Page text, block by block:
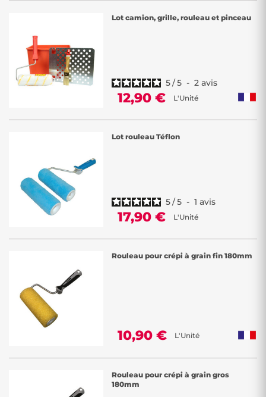
Lot camion, grille, rouleau et pinceau
5/5 - 2 avis
12,90 € L'Unité
Lot rouleau Téflon
5/5 - 1 avis
17,90 € L'Unité
Rouleau pour crépi à grain fin 180mm
10,90 € L'Unité
Rouleau pour crépi à grain gros
180mm